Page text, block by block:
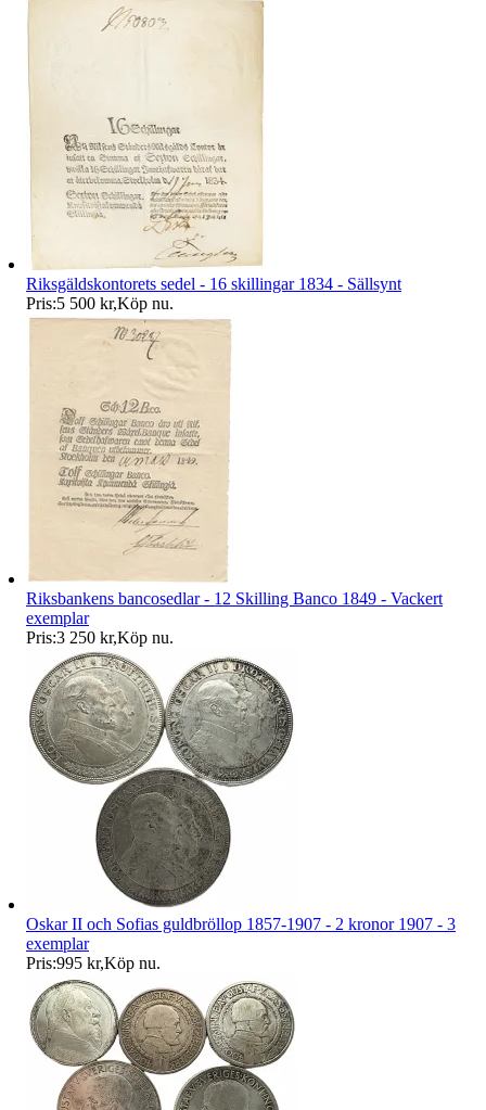
Riksgäldskontorets sedel - 16 skillingar 1834 - Sällsynt
Pris:5 500 kr,Köp nu.
Riksbankens bancosedlar - 12 Skilling Banco 1849 - Vackert
exemplar
Pris:3 250 kr,Köp nu.
Oskar II och Sofias guldbröllop 1857-1907 - 2 kronor 1907 - 3
exemplar
Pris:995 kr,Köp nu.